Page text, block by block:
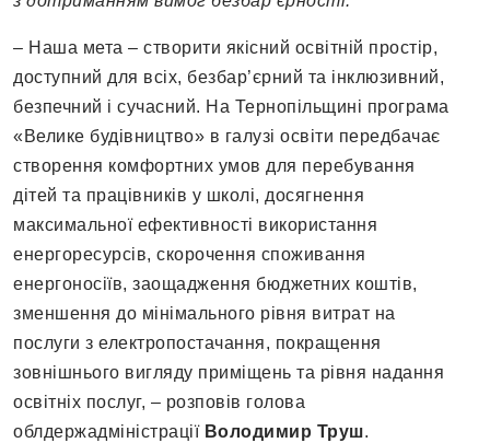
– Наша мета – створити якісний освітній простір,
доступний для всіх, безбар’єрний та інклюзивний,
безпечний і сучасний. На Тернопільщині програма
«Велике будівництво» в галузі освіти передбачає
створення комфортних умов для перебування
дітей та працівників у школі, досягнення
максимальної ефективності використання
енергоресурсів, скорочення споживання
енергоносіїв, заощадження бюджетних коштів,
зменшення до мінімального рівня витрат на
послуги з електропостачання, покращення
зовнішнього вигляду приміщень та рівня надання
освітніх послуг, – розповів голова
облдержадміністрації Володимир Труш.